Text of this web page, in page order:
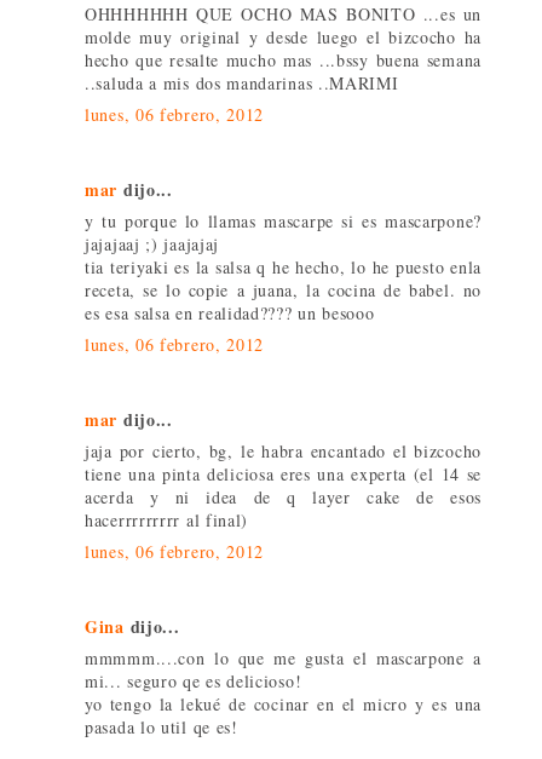
OHHHHHHH QUE OCHO MAS BONITO ...es un
molde muy original y desde luego el bizcocho ha
hecho que resalte mucho mas ...bssy buena semana
..saluda a mis dos mandarinas ..MARIMI
lunes, 06 febrero, 2012
mar dijo...
y tu porque lo llamas mascarpe si es mascarpone?
jajajaaj ;) jaajajaj
tia teriyaki es la salsa q he hecho, lo he puesto enla
receta, se lo copie a juana, la cocina de babel. no
es esa salsa en realidad???? un besooo
lunes, 06 febrero, 2012
mar dijo...
jaja por cierto, bg, le habra encantado el bizcocho
tiene una pinta deliciosa eres una experta (el 14 se
acerda y ni idea de q layer cake de esos
hacerrrrrrrrr al final)
lunes, 06 febrero, 2012
Gina dijo...
mmmmm....con lo que me gusta el mascarpone a
mi... seguro qe es delicioso!
yo tengo la lekué de cocinar en el micro y es una
pasada lo util qe es!